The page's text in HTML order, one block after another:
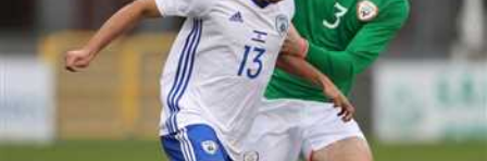
عدسات
ركن الألعاب